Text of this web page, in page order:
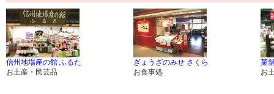
信州地場産の館 ふるた
お土産・民芸品
ぎょうざのみせ さくら
お食事処
菓
お